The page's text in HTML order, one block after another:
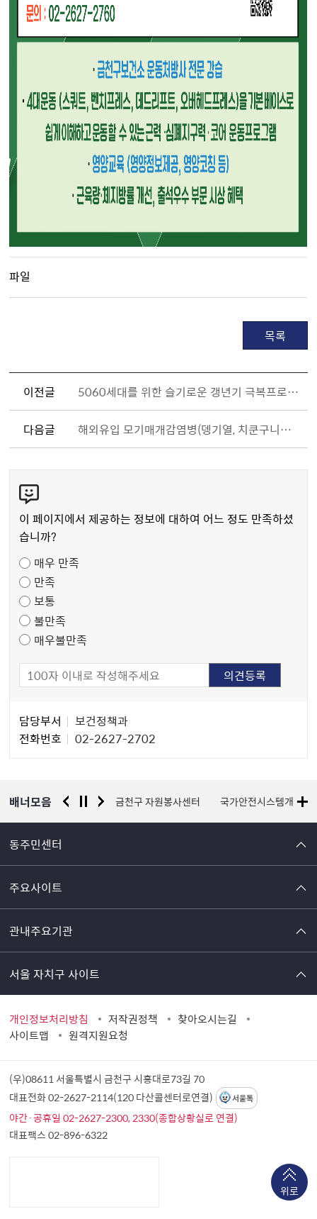
파일
목록
이전글 5060세대를 위한 슬기로운 갱년기 극복프로젝트 참여자 모집(운동교육)
다음글 해외유입 모기매개감염병(뎅기열, 치쿤구니야열) 예방수칙!
텐
츠
만
도
조
사
이 페이지에서 제공하는 정보에 대하여 어느 정도 만족하셨
습니까?
매우 만족
만족
보통
불만족
매우불만족
자
담당부서
보건정책과
전화번호
02-2627-2702
배너모음
서울시 평생학습포털 금천구 자원봉사센터 국가안전시스템개편
동주민센터
주요사이트
관내주요기관
서울 자치구 사이트
개인정보처리방침 저작권정책
찾아오시는길
사이트맵
원격지원요청
위로
(우)08611 서울특별시 금천구 시흥대로73길 70
대표전화 02-2627-2114(120 다산콜센터로연결)
서울톡
야간·공휴일 02-2627-2300, 2330(종합상황실로 연결)
대표팩스 02-896-6322